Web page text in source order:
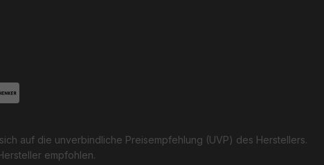
auf die unverbindliche Preisempfehlung (UVP) des Herstellers.
empfohlen.